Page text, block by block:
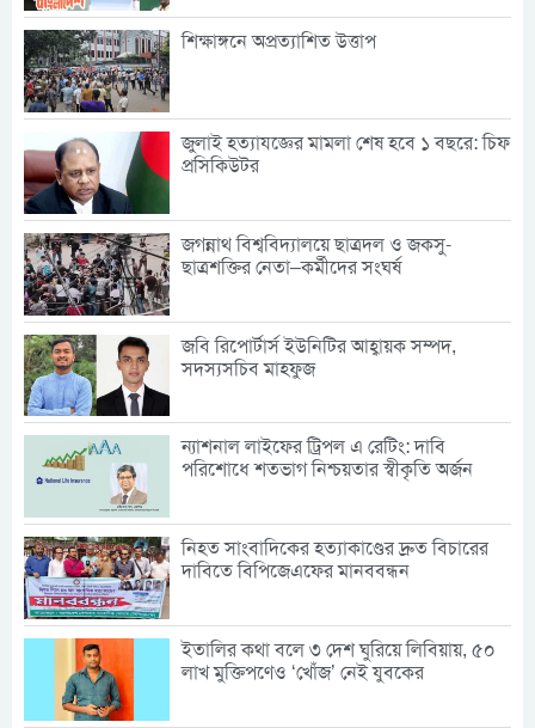
শিক্ষাঙ্গনে অপ্রত্যাশিত উত্তাপ
জুলাই হত্যাযজ্ঞের মামলা শেষ হবে ১ বছরে: চিফ
প্রসিকিউটর
জগন্নাথ বিশ্ববিদ্যালয়ে ছাত্রদল ও জকসু-
ছাত্রশক্তির নেতা–কর্মীদের সংঘর্ষ
জবি রিপোর্টার্স ইউনিটির আহ্বায়ক সম্পদ,
সদস্যসচিব মাহফুজ
ন্যাশনাল লাইফের ট্রিপল এ রেটিং: দাবি
পরিশোধে শতভাগ নিশ্চয়তার স্বীকৃতি অর্জন
নিহত সাংবাদিকের হত্যাকাণ্ডের দ্রুত বিচারের
দাবিতে বিপিজেএফের মানববন্ধন
ইতালির কথা বলে ৩ দেশ ঘুরিয়ে লিবিয়ায়, ৫০
লাখ মুক্তিপণেও ‘খোঁজ’ নেই যুবকের